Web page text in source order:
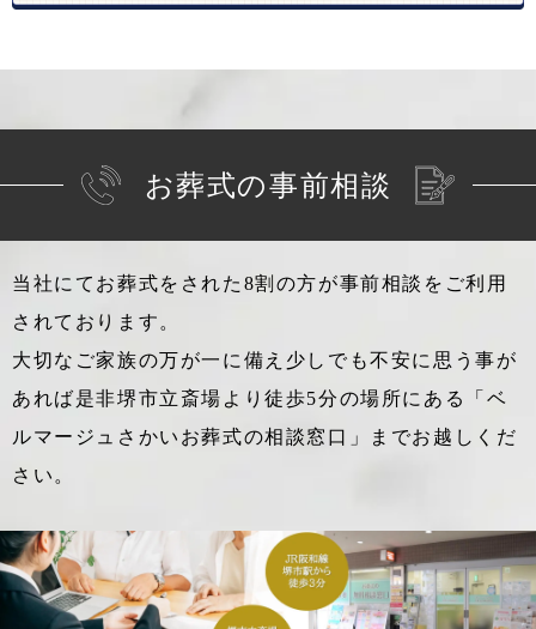
お葬式の事前相談
当社にてお葬式をされた8割の方が事前相談をご利用
されております。
大切なご家族の万が一に備え少しでも不安に思う事が
あれば是非堺市立斎場より徒歩5分の場所にある「ベ
ルマージュさかいお葬式の相談窓口」までお越しくだ
さい。